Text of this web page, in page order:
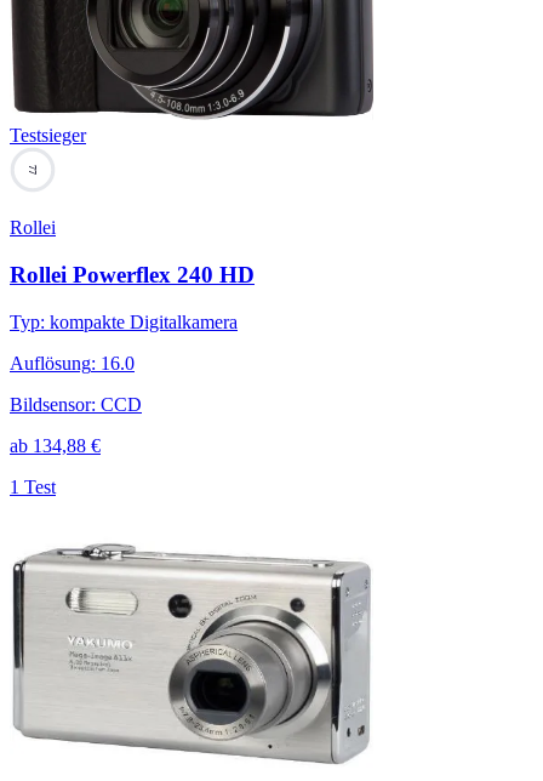
Testsieger
77
Rollei
Rollei Powerflex 240 HD
Typ: kompakte Digitalkamera
Auflösung: 16.0
Bildsensor: CCD
ab 134,88 €
1 Test